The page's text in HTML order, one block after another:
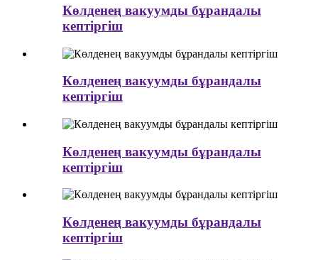
Көлденең вакуумды бұрандалы
кептіргіш
Көлденең вакуумды бұрандалы
кептіргіш
Көлденең вакуумды бұрандалы
кептіргіш
Көлденең вакуумды бұрандалы
кептіргіш